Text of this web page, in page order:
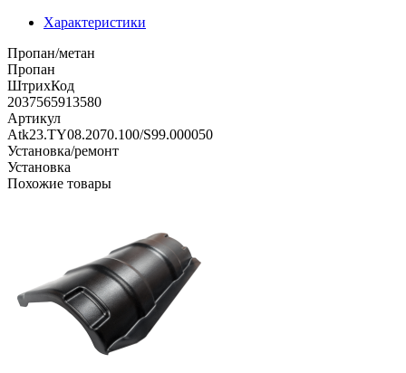
Характеристики
Пропан/метан
Пропан
ШтрихКод
2037565913580
Артикул
Atk23.TY08.2070.100/S99.000050
Установка/ремонт
Установка
Похожие товары